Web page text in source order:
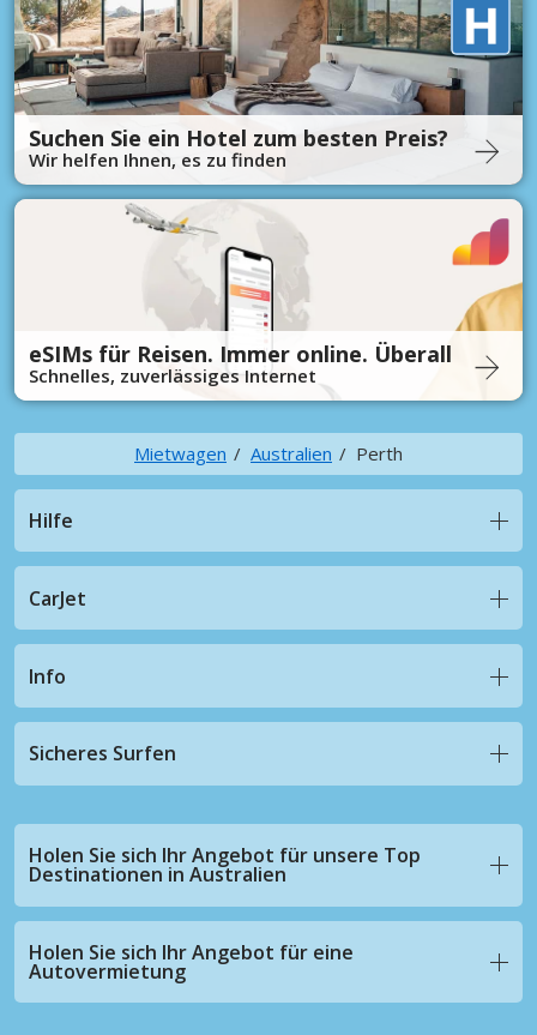
Suchen Sie ein Hotel zum besten Preis?
Wir helfen Ihnen, es zu finden
eSIMs für Reisen. Immer online. Überall
Schnelles, zuverlässiges Internet
Mietwagen Australien Perth
Hilfe
CarJet
Info
Sicheres Surfen
Holen Sie sich Ihr Angebot für unsere Top
Destinationen in Australien
Holen Sie sich Ihr Angebot für eine
Autovermietung